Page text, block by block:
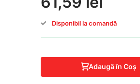
Disponibil la comandă
Adaugă în Coş